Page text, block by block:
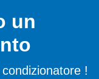
un
!